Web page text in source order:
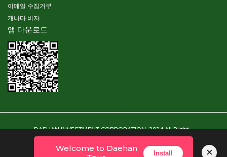
이메일 수집거부
캐나다 비자
앱 다운로드
DAEHAN INVESTMENT CORPORATION. 2024 All Right
Reserved. Powered By YubinSoft
Welcome to Daehan
Install ×